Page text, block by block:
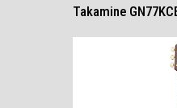
Takamine